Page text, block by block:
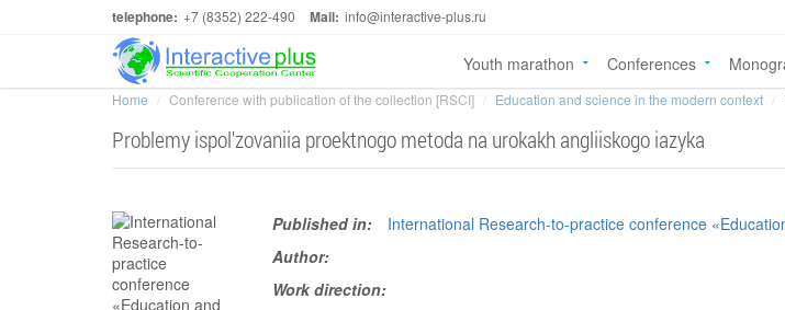
telephone: +7 (8352) 222-490 Mail: info@interactive-plus.ru
Youth marathon Conferences
Home Conference with publication of the collection [RSCI] Education and science in the modern context
Problemy ispol'zovaniia proektnogo metoda na urokakh angliiskogo iazyka
Published in:
International Research-to-practice conference
Author:
Work direction: